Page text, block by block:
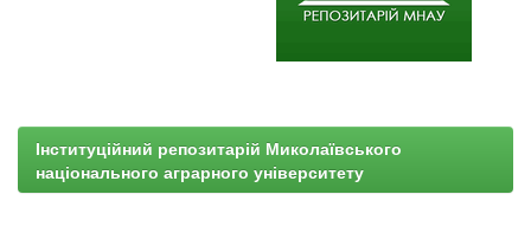
Інституційний репозитарій Миколаївського
національного аграрного університету